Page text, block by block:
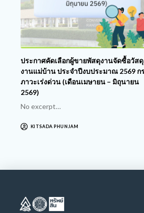
ประกาศคัดเลือกผู้ขายพัสดุงานจัดซื้อวัสดุ
งานแม่บ้าน ประจำปีงบประมาณ 2569
ภาวะเร่งด่วน (เดือนเมษายน – มิถุนายน
2569)
No excerpt…
KITSADA PHUNJAM